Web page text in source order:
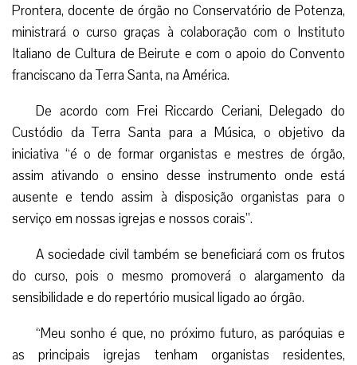
Prontera, docente de órgão no Conservatório de Potenza,
ministrará o curso graças à colaboração com o Instituto
Italiano de Cultura de Beirute e com o apoio do Convento
franciscano da Terra Santa, na América.
De acordo com Frei Riccardo Ceriani, Delegado do
Custódio da Terra Santa para a Música, o objetivo da
iniciativa “é o de formar organistas e mestres de órgão,
assim ativando o ensino desse instrumento onde está
ausente e tendo assim à disposição organistas para o
serviço em nossas igrejas e nossos corais”.
A sociedade civil também se beneficiará com os frutos
do curso, pois o mesmo promoverá o alargamento da
sensibilidade e do repertório musical ligado ao órgão.
“Meu sonho é que, no próximo futuro, as paróquias e
as principais igrejas tenham organistas residentes,